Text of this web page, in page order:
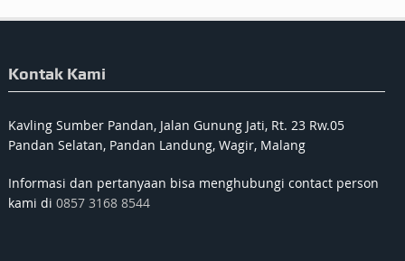
Kontak Kami
Kavling Sumber Pandan, Jalan Gunung Jati, Rt. 23 Rw.05
Pandan Selatan, Pandan Landung, Wagir, Malang
Informasi dan pertanyaan bisa menghubungi contact person
kami di 0857 3168 8544